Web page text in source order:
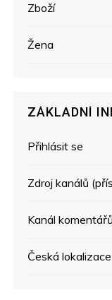
Zboží
Žena
ZÁKLADNÍ
Přihlásit se
Zdroj kanálů
Kanál komentářů
Česká lokalizace